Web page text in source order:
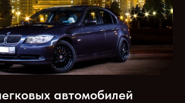
автомобилей